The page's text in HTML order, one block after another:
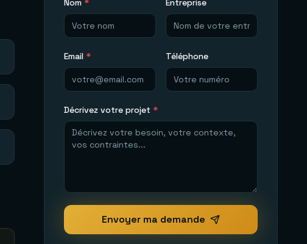
Nom * Entreprise
Email * Téléphone
Décrivez votre projet *
Envoyer ma demande